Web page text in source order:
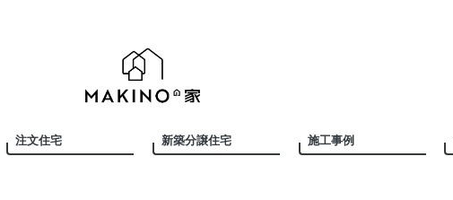
注文住宅 新築分譲住宅 施工事例